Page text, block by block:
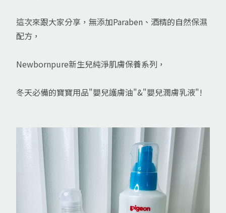
這次來跟大家分享，無添加Paraben、酒精的自然保濕
配方，
Newbornpure新生兒純淨肌膚保養系列，
冬天必備的寶寶用品"嬰兒護膚油"&"嬰兒潤膚乳液"!